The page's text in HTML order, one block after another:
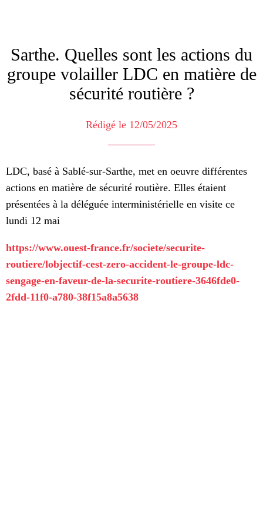
Sarthe. Quelles sont les actions du
groupe volailler LDC en matière de
sécurité routière ?
Rédigé le 12/05/2025
LDC, basé à Sablé-sur-Sarthe, met en oeuvre différentes
actions en matière de sécurité routière. Elles étaient
présentées à la déléguée interministérielle en visite ce
lundi 12 mai
https://www.ouest-france.fr/societe/securite-
routiere/lobjectif-cest-zero-accident-le-groupe-ldc-
sengage-en-faveur-de-la-securite-routiere-3646fde0-
2fdd-11f0-a780-38f15a8a5638